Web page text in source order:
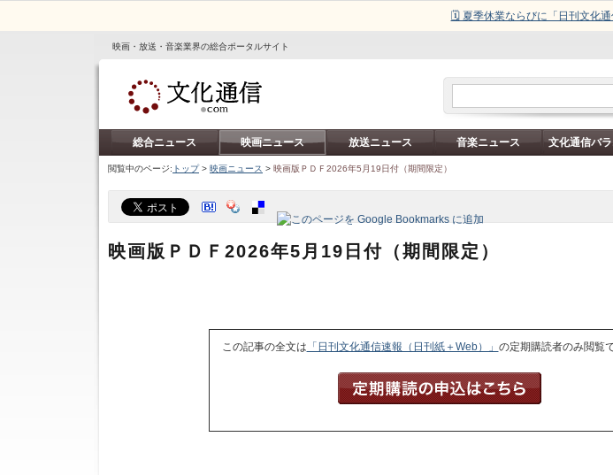
🗓️ 夏季休業ならびに「日刊文化
映画・放送・音楽業界の総合ポータルサイト
総合ニュース 映画ニュース 放送ニュース 音楽ニュース 文化通信バ
閲覧中のページ: トップ> 映画ニュース > 映画版ＰＤＦ2026年5月19日付（期間限定）
映画版ＰＤＦ2026年5月19日付（期間限定）
この記事の全文は 「日刊文化通信速報（日刊紙＋Web）」 の定期購読者のみ閲覧